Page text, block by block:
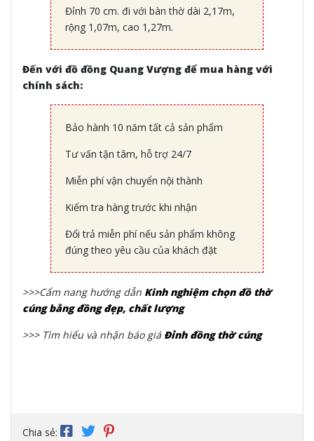
Đỉnh 70 cm. đi với bàn thờ dài 2,17m,
rộng 1,07m, cao 1,27m.
Đến với đồ đồng Quang Vượng để mua hàng với
chính sách:
Bảo hành 10 năm tất cả sản phẩm
Tư vấn tận tâm, hỗ trợ 24/7
Miễn phí vận chuyển nội thành
Kiểm tra hàng trước khi nhận
Đổi trả miễn phí nếu sản phẩm không
đúng theo yêu cầu của khách đặt
>>>Cẩm nang hướng dẫn Kinh nghiệm chọn đồ thờ
cúng bằng đồng đẹp, chất lượng
>>> Tìm hiểu và nhận báo giá Đỉnh đồng thờ cúng
Chia sẻ: